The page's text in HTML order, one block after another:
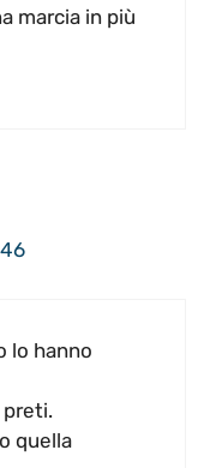
marcia in più
lo hanno
preti.
quella